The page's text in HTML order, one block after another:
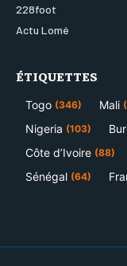
228foot
Actu Lomé
ÉTIQUETTES
Togo (346) Mali
Nigeria (103)
Côte d’Ivoire (88)
Sénégal (64)